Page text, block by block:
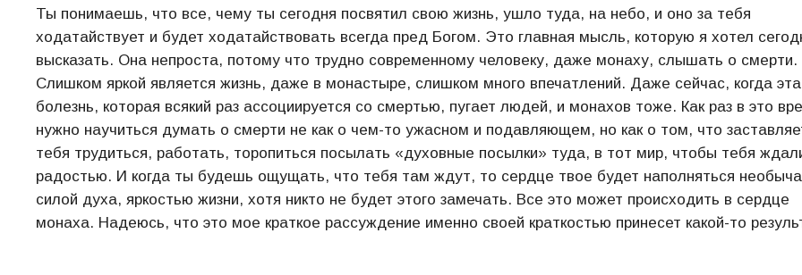
Ты понимаешь, что все, чему ты сегодня посвятил свою жизнь, ушло туда, на небо, и оно за тебя
ходатайствует и будет ходатайствовать всегда пред Богом. Это главная мысль, которую я хотел
высказать. Она непроста, потому что трудно современному человеку, даже монаху, слышать о смерти.
Слишком яркой является жизнь, даже в монастыре, слишком много впечатлений. Даже сейчас, когда эта
болезнь, которая всякий раз ассоциируется со смертью, пугает людей, и монахов тоже. Как раз в это
нужно научиться думать о смерти не как о чем-то ужасном и подавляющем, но как о том, что
тебя трудиться, работать, торопиться посылать «духовные посылки» туда, в тот мир, чтобы тебя
радостью. И когда ты будешь ощущать, что тебя там ждут, то сердце твое будет наполняться
силой духа, яркостью жизни, хотя никто не будет этого замечать. Все это может происходить в сердце
монаха. Надеюсь, что это мое краткое рассуждение именно своей краткостью принесет какой-то